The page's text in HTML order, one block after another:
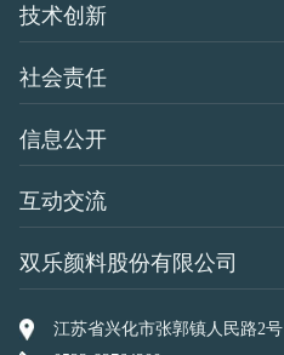
技术创新
社会责任
信息公开
互动交流
双乐颜料股份有限公司
江苏省兴化市张郭镇人民路2号